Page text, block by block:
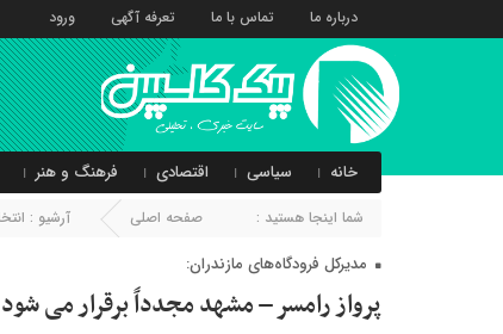
درباره ما تماس با ما تعرفه آگهی ورود
خانه سیاسی اقتصادی فرهنگ و هنر
شما اینجا هستید : صفحه اصلی آرشیو :
مدیرکل فرودگاه‌های مازندران:
پرواز رامسر – مشهد مجدداً برقرار می شود